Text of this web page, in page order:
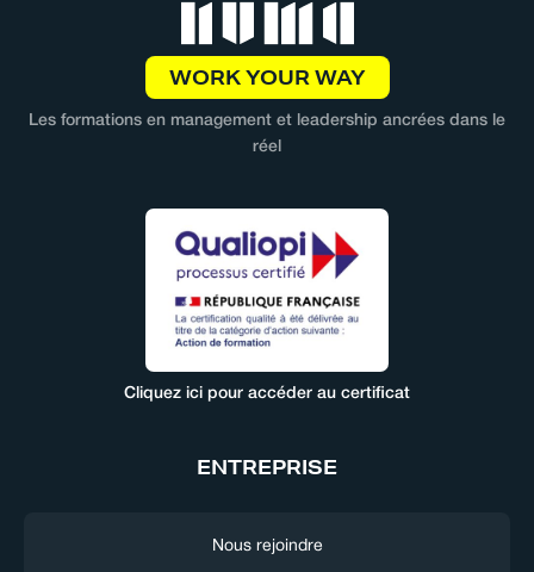
WORK YOUR WAY
Les formations en management et leadership ancrées dans le
réel
Cliquez ici pour accéder au certificat
ENTREPRISE
Nous rejoindre